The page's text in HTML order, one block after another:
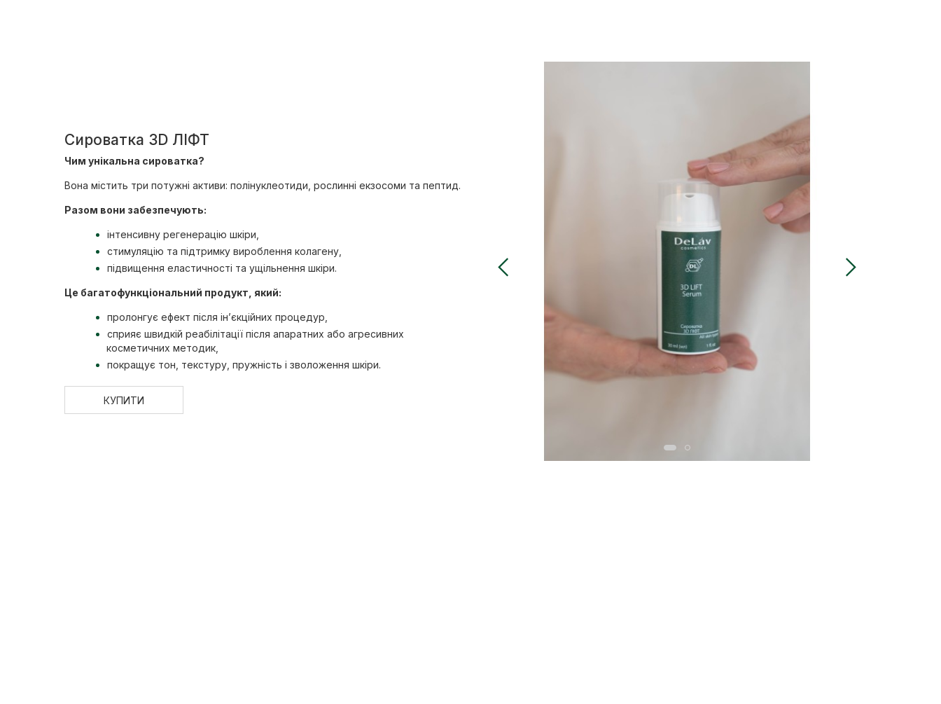
Сироватка 3D ЛІФТ
Чим унікальна сироватка?
Вона містить три потужні активи: полінуклеотиди, рослинні екзосоми та пептид.
Разом вони забезпечують:
інтенсивну регенерацію шкіри,
стимуляцію та підтримку вироблення колагену,
підвищення еластичності та ущільнення шкіри.
Це багатофункціональний продукт, який:
пролонгує ефект після ін’єкційних процедур,
сприяє швидкій реабілітації після апаратних або агресивних
косметичних методик,
покращує тон, текстуру, пружність і зволоження шкіри.
КУПИТИ